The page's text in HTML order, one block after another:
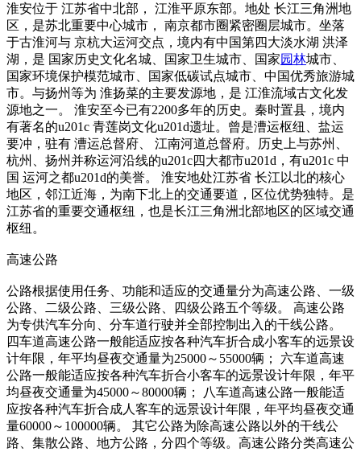
淮安位于 江苏省中北部， 江淮平原东部。地处 长江三角洲地
区，是苏北重要中心城市， 南京都市圈紧密圈层城市。坐落
于古淮河与 京杭大运河交点，境内有中国第四大淡水湖 洪泽
湖，是 国家历史文化名城、国家卫生城市、国家园林城市、
国家环境保护模范城市、国家低碳试点城市、中国优秀旅游城
市。与扬州等为 淮扬菜的主要发源地，是 江淮流域古文化发
源地之一。 淮安至今已有2200多年的历史。秦时置县，境内
有著名的u201c 青莲岗文化u201d遗址。曾是漕运枢纽、盐运
要冲，驻有 漕运总督府、 江南河道总督府。历史上与苏州、
杭州、扬州并称运河沿线的u201c四大都市u201d，有u201c 中
国 运河之都u201d的美誉。 淮安地处江苏省 长江以北的核心
地区，邻江近海，为南下北上的交通要道，区位优势独特。是
江苏省的重要交通枢纽，也是长江三角洲北部地区的区域交通
枢纽。
高速公路
公路根据使用任务、功能和适应的交通量分为高速公路、一级
公路、二级公路、三级公路、四级公路五个等级。 高速公路
为专供汽车分向、分车道行驶并全部控制出入的干线公路。
四车道高速公路一般能适应按各种汽车折合成小客车的远景设
计年限，年平均昼夜交通量为25000～55000辆； 六车道高速
公路一般能适应按各种汽车折合小客车的远景设计年限，年平
均昼夜交通量为45000～80000辆； 八车道高速公路一般能适
应按各种汽车折合成人客车的远景设计年限，年平均昼夜交通
量60000～100000辆。 其它公路为除高速公路以外的干线公
路、集散公路、地方公路，分四个等级。高速公路分类高速公